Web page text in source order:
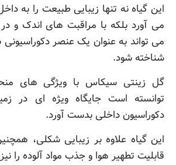
این گیاه نه تنها زیبایی طبیعت را به
می آورد بلکه با مراقبت های اندک و
می تواند به عنوان یک عنصر
شناخته شود.
گل زینتی سیکاس با ویژگی های
توانسته است جایگاه ویژه ای در
دکوراسیون داخلی بدست آورد.
این گیاه علاوه بر زیبایی شکلی،
قابلیت تطهیر هوا و جذب مواد آلوده را